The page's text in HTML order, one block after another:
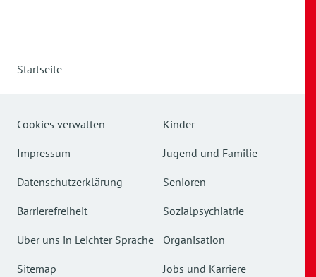
Startseite
Cookies verwalten
Impressum
Datenschutzerklärung
Barrierefreiheit
Über uns in Leichter Sprache
Sitemap
Kinder
Jugend und Familie
Senioren
Sozialpsychiatrie
Organisation
Jobs und Karriere